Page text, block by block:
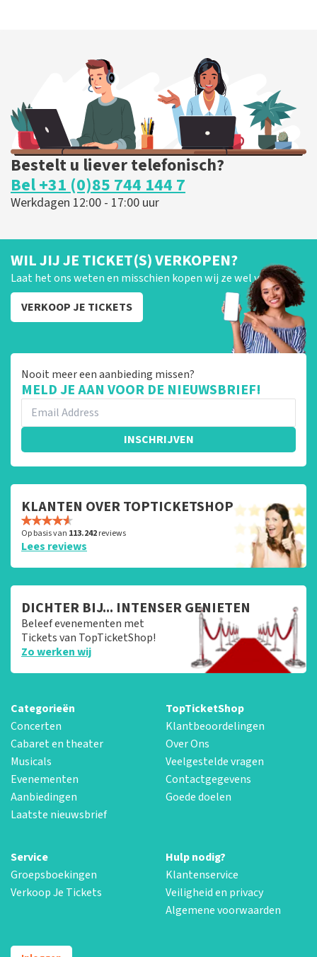
Bestelt u liever telefonisch?
Bel +31 (0)85 744 144 7
Werkdagen 12:00 - 17:00 uur
WIL JIJ JE TICKET(S) VERKOPEN?
Laat het ons weten en misschien kopen wij ze wel van je!
VERKOOP JE TICKETS
Nooit meer een aanbieding missen?
MELD JE AAN VOOR DE NIEUWSBRIEF!
INSCHRIJVEN
KLANTEN OVER TOPTICKETSHOP
Op basis van 113.242reviews
Lees reviews
DICHTER BIJ... INTENSER GENIETEN
Beleef evenementen met
Tickets van TopTicketShop!
Zo werken wij
Categorieën
Concerten
Cabaret en theater
Musicals
Evenementen
Aanbiedingen
Laatste nieuwsbrief
TopTicketShop
Klantbeoordelingen
Over Ons
Veelgestelde vragen
Contactgegevens
Goede doelen
Service
Groepsboekingen
Verkoop Je Tickets
Hulp nodig?
Klantenservice
Veiligheid en privacy
Algemene voorwaarden